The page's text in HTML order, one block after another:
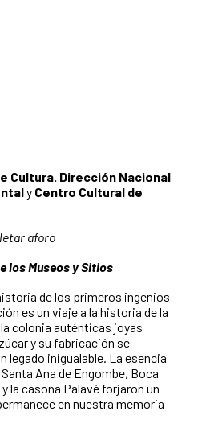
Cultura. Dirección Nacional
y Centro Cultural de
aforo
los Museos y Sitios
de los primeros ingenios
es un viaje a la historia de la
colonia auténticas joyas
y su fabricación se
legado inigualable. La esencia
Ana de Engombe, Boca
la casona Palavé forjaron un
en nuestra memoria